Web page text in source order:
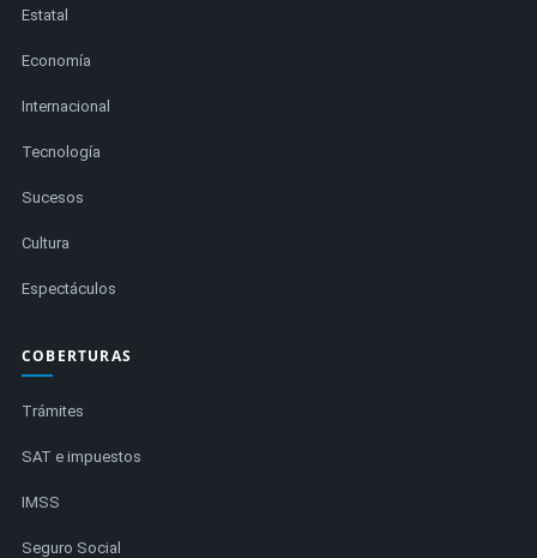
Estatal
Economía
Internacional
Tecnología
Sucesos
Cultura
Espectáculos
COBERTURAS
Trámites
SAT e impuestos
IMSS
Seguro Social